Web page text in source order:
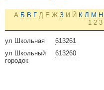
А Б В Г Д Е Ж З И Й К Л М Н
1 2 3
613261
ул Школьная
613260
ул Школьный
городок